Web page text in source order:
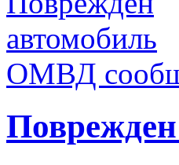
ОМВД